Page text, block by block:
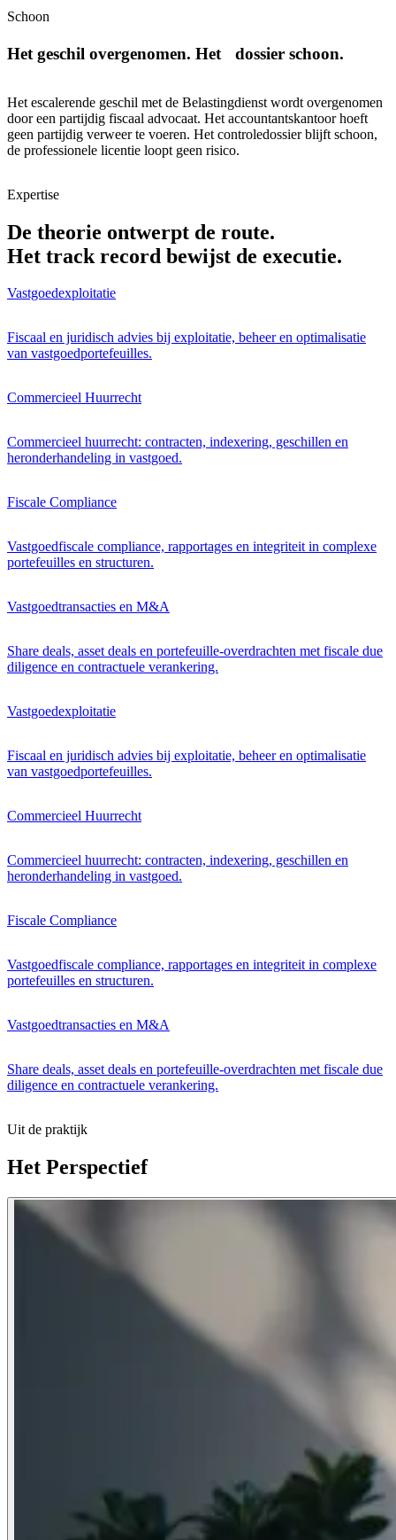
Schoon
Het geschil overgenomen. Het dossier schoon.
Het escalerende geschil met de Belastingdienst wordt overgenomen
door een partijdig fiscaal advocaat. Het accountantskantoor hoeft
geen partijdig verweer te voeren. Het controledossier blijft schoon,
de professionele licentie loopt geen risico.
Expertise
De theorie ontwerpt de route.
Het track record bewijst de executie.
Vastgoedexploitatie
Fiscaal en juridisch advies bij exploitatie, beheer en optimalisatie
van vastgoedportefeuilles.
Commercieel Huurrecht
Commercieel huurrecht: contracten, indexering, geschillen en
heronderhandeling in vastgoed.
Fiscale Compliance
Vastgoedfiscale compliance, rapportages en integriteit in complexe
portefeuilles en structuren.
Vastgoedtransacties en M&A
Share deals, asset deals en portefeuille-overdrachten met fiscale due
diligence en contractuele verankering.
Vastgoedexploitatie
Fiscaal en juridisch advies bij exploitatie, beheer en optimalisatie
van vastgoedportefeuilles.
Commercieel Huurrecht
Commercieel huurrecht: contracten, indexering, geschillen en
heronderhandeling in vastgoed.
Fiscale Compliance
Vastgoedfiscale compliance, rapportages en integriteit in complexe
portefeuilles en structuren.
Vastgoedtransacties en M&A
Share deals, asset deals en portefeuille-overdrachten met fiscale due
diligence en contractuele verankering.
Uit de praktijk
Het Perspectief